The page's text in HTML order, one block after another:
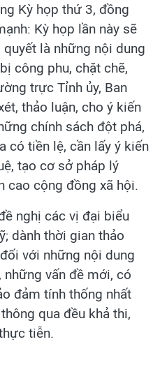
Kỳ họp thứ 3, đồng
Kỳ họp lần này sẽ
là những nội dung
công phu, chặt chẽ,
trực Tỉnh ủy, Ban
thảo luận, cho ý kiến
chính sách đột phá,
có tiền lệ, cần lấy ý kiến
tạo cơ sở pháp lý
cao cộng đồng xã hội.
nghị các vị đại biểu
dành thời gian thảo
với những nội dung
những vấn đề mới, có
đảm tính thống nhất
qua đều khả thi,
tiễn.